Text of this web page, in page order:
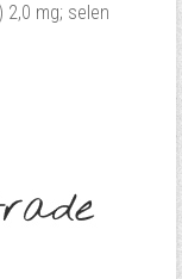
2,0 mg; selen